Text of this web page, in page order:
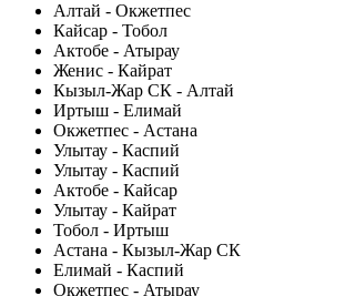
Алтай - Окжетпес
Кайсар - Тобол
Актобе - Атырау
Женис - Кайрат
Кызыл-Жар СК - Алтай
Иртыш - Елимай
Окжетпес - Астана
Улытау - Каспий
Улытау - Каспий
Актобе - Кайсар
Улытау - Кайрат
Тобол - Иртыш
Астана - Кызыл-Жар СК
Елимай - Каспий
Окжетпес - Атырау